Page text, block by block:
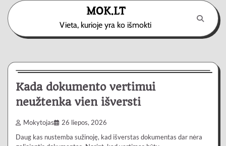
Skip
content
MOK.LT
Vieta, kurioje yra ko išmokti
3 min 0
Paslaugos
Kada dokumento vertimui
neužtenka vien išversti
Mokytojas 26 liepos, 2026
Daug kas nustemba sužinoję, kad išverstas dokumentas dar nėra